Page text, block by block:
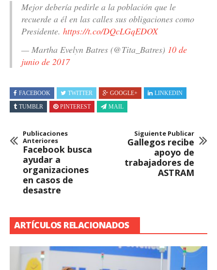
Mejor debería pedirle a la población que le
recuerde a él en las calles sus obligaciones como
Presidente. https://t.co/DQcLGqEDOX
— Martha Evelyn Batres (@Tita_Batres) 10 de
junio de 2017
FACEBOOK TWITTER GOOGLE+
LINKEDIN
TUMBLR
PINTEREST MAIL
Publicaciones
Anteriores
Facebook busca
ayudar a
organizaciones
en casos de
desastre
Siguiente Publicar
Gallegos recibe
apoyo de
trabajadores de
ASTRAM
ARTÍCULOS RELACIONADOS